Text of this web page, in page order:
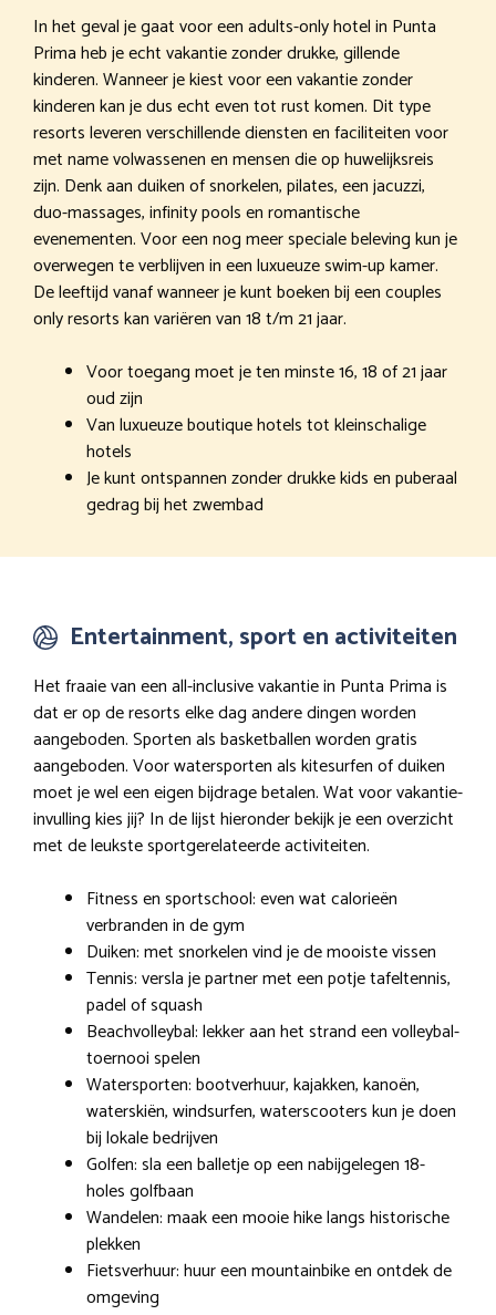
In het geval je gaat voor een adults-only hotel in Punta
Prima heb je echt vakantie zonder drukke, gillende
kinderen. Wanneer je kiest voor een vakantie zonder
kinderen kan je dus echt even tot rust komen. Dit type
resorts leveren verschillende diensten en faciliteiten voor
met name volwassenen en mensen die op huwelijksreis
zijn. Denk aan duiken of snorkelen, pilates, een jacuzzi,
duo-massages, infinity pools en romantische
evenementen. Voor een nog meer speciale beleving kun je
overwegen te verblijven in een luxueuze swim-up kamer.
De leeftijd vanaf wanneer je kunt boeken bij een couples
only resorts kan variëren van 18 t/m 21 jaar.
Voor toegang moet je ten minste 16, 18 of 21 jaar
oud zijn
Van luxueuze boutique hotels tot kleinschalige
hotels
Je kunt ontspannen zonder drukke kids en puberaal
gedrag bij het zwembad
Entertainment, sport en activiteiten
Het fraaie van een all-inclusive vakantie in Punta Prima is
dat er op de resorts elke dag andere dingen worden
aangeboden. Sporten als basketballen worden gratis
aangeboden. Voor watersporten als kitesurfen of duiken
moet je wel een eigen bijdrage betalen. Wat voor vakantie-
invulling kies jij? In de lijst hieronder bekijk je een overzicht
met de leukste sportgerelateerde activiteiten.
Fitness en sportschool: even wat calorieën
verbranden in de gym
Duiken: met snorkelen vind je de mooiste vissen
Tennis: versla je partner met een potje tafeltennis,
padel of squash
Beachvolleybal: lekker aan het strand een volleybal-
toernooi spelen
Watersporten: bootverhuur, kajakken, kanoën,
waterskiën, windsurfen, waterscooters kun je doen
bij lokale bedrijven
Golfen: sla een balletje op een nabijgelegen 18-
holes golfbaan
Wandelen: maak een mooie hike langs historische
plekken
Fietsverhuur: huur een mountainbike en ontdek de
omgeving